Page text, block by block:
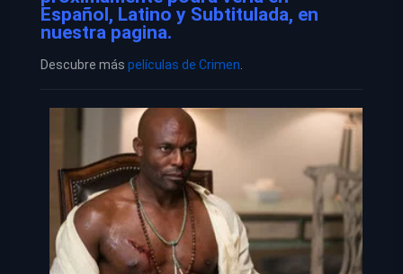
Español, Latino y Subtitulada, en
nuestra pagina.
Descubre más películas de Crimen